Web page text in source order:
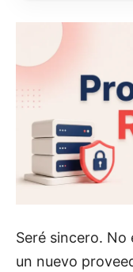
Seré sincero.
un nuevo